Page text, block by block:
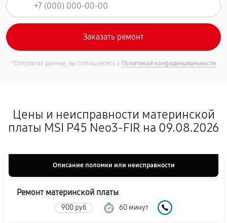
*Отправляя данные, вы соглашаетесь с Политикой конфиденциальности
Цены и неисправности материнской
платы MSI P45 Neo3-FIR на 09.08.2026
Описание поломки или неисправности
Ремонт материнской платы
900 руб 60 минут